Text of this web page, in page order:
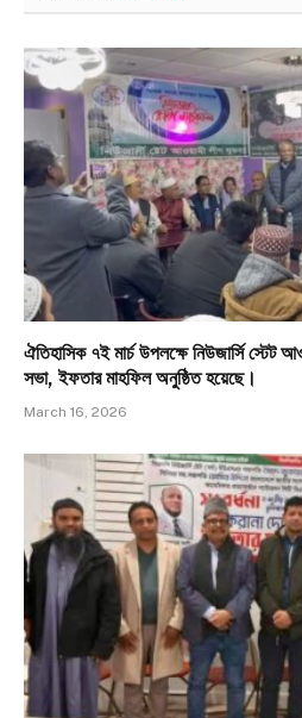
ঐতিহাসিক ৭ই মার্চ উপলক্ষে নিউজার্সি স্টেট
সভা, ইফতার মাহফিল অনুষ্ঠিত হয়েছে।
March 16, 2026